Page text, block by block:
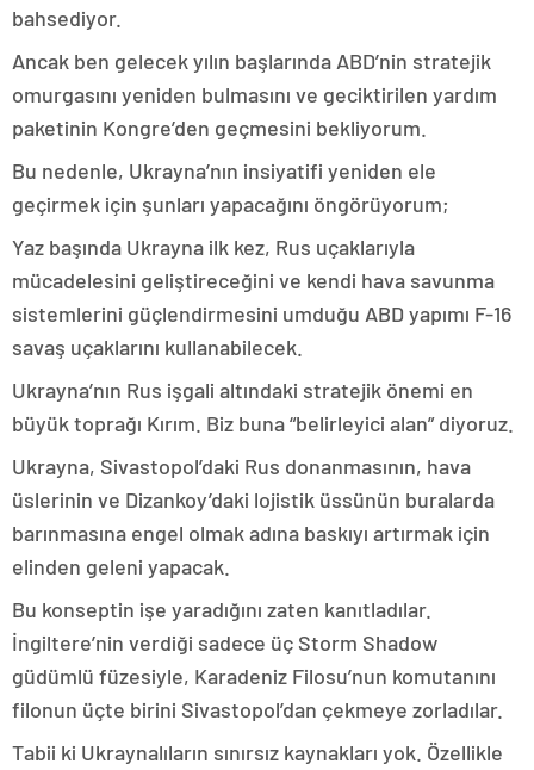
bahsediyor.
Ancak ben gelecek yılın başlarında ABD’nin stratejik
omurgasını yeniden bulmasını ve geciktirilen yardım
paketinin Kongre’den geçmesini bekliyorum.
Bu nedenle, Ukrayna’nın insiyatifi yeniden ele
geçirmek için şunları yapacağını öngörüyorum;
Yaz başında Ukrayna ilk kez, Rus uçaklarıyla
mücadelesini geliştireceğini ve kendi hava savunma
sistemlerini güçlendirmesini umduğu ABD yapımı F-16
savaş uçaklarını kullanabilecek.
Ukrayna’nın Rus işgali altındaki stratejik önemi en
büyük toprağı Kırım. Biz buna “belirleyici alan” diyoruz.
Ukrayna, Sivastopol’daki Rus donanmasının, hava
üslerinin ve Dizankoy’daki lojistik üssünün buralarda
barınmasına engel olmak adına baskıyı artırmak için
elinden geleni yapacak.
Bu konseptin işe yaradığını zaten kanıtladılar.
İngiltere’nin verdiği sadece üç Storm Shadow
güdümlü füzesiyle, Karadeniz Filosu’nun komutanını
filonun üçte birini Sivastopol’dan çekmeye zorladılar.
Tabii ki Ukraynalıların sınırsız kaynakları yok. Özellikle